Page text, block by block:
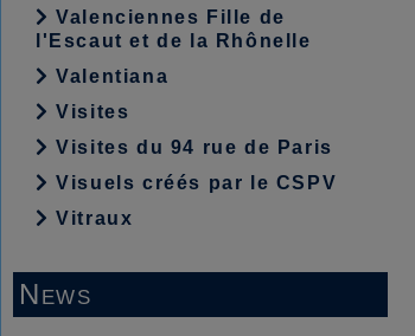
Valenciennes Fille de
l'Escaut et de la Rhônelle
Valentiana
Visites
Visites du 94 rue de Paris
Visuels créés par le CSPV
Vitraux
News